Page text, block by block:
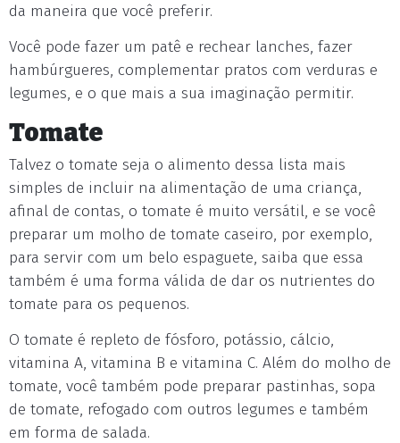
da maneira que você preferir.
Você pode fazer um patê e rechear lanches, fazer
hambúrgueres, complementar pratos com verduras e
legumes, e o que mais a sua imaginação permitir.
Tomate
Talvez o tomate seja o alimento dessa lista mais
simples de incluir na alimentação de uma criança,
afinal de contas, o tomate é muito versátil, e se você
preparar um molho de tomate caseiro, por exemplo,
para servir com um belo espaguete, saiba que essa
também é uma forma válida de dar os nutrientes do
tomate para os pequenos.
O tomate é repleto de fósforo, potássio, cálcio,
vitamina A, vitamina B e vitamina C. Além do molho de
tomate, você também pode preparar pastinhas, sopa
de tomate, refogado com outros legumes e também
em forma de salada.